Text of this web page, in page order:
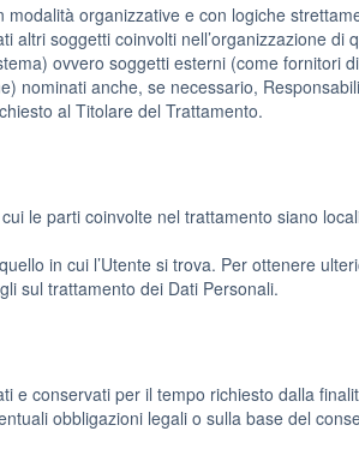
organizzative e con logiche
soggetti coinvolti nell’organizzazione di
ovvero soggetti esterni (come fornitori
nominati anche, se necessario,
al Titolare del Trattamento.
le parti coinvolte nel trattamento siano
in cui l’Utente si trova. Per ottenere
sul trattamento dei Dati Personali.
e conservati per il tempo richiesto dalla
obbligazioni legali o sulla base del